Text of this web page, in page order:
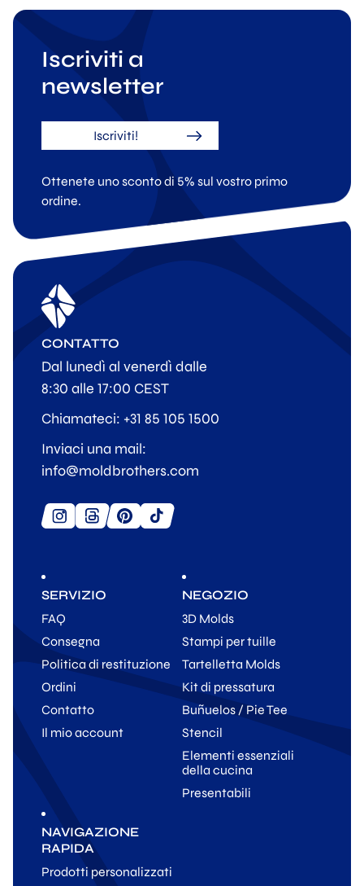
Iscriviti a
newsletter
Iscriviti!
Ottenete uno sconto di 5% sul vostro primo
ordine.
SERVIZIO
FAQ
Consegna
Politica di restituzione
Ordini
Contatto
Il mio account
NEGOZIO
3D Molds
Stampi per tuille
Tartelletta Molds
Kit di pressatura
Buñuelos / Pie Tee
Stencil
Elementi essenziali
della cucina
Presentabili
NAVIGAZIONE
RAPIDA
Prodotti personalizzati
CONTATTO
Dal lunedì al venerdì dalle
8:30 alle 17:00 CEST
Chiamateci: +31 85 105 1500
Inviaci una mail:
info@moldbrothers.com